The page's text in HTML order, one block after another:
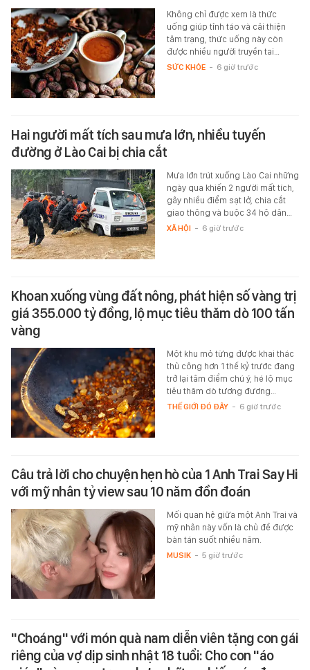
Không chỉ được xem là thức
uống giúp tỉnh táo và cải thiện
tâm trạng, thức uống này còn
được nhiều người truyền tai…
SỨC KHỎE - 6 giờ trước
Hai người mất tích sau mưa lớn, nhiều tuyến
đường ở Lào Cai bị chia cắt
Mưa lớn trút xuống Lào Cai những
ngày qua khiến 2 người mất tích,
gây nhiều điểm sạt lở, chia cắt
giao thông và buộc 34 hộ dân…
XÃ HỘI - 6 giờ trước
Khoan xuống vùng đất nông, phát hiện số vàng trị
giá 355.000 tỷ đồng, lộ mục tiêu thăm dò 100 tấn
vàng
Một khu mỏ từng được khai thác
thủ công hơn 1 thế kỷ trước đang
trở lại tâm điểm chú ý, hé lộ mục
tiêu thăm dò tương đương…
THẾ GIỚI ĐÓ ĐÂY - 6 giờ trước
Câu trả lời cho chuyện hẹn hò của 1 Anh Trai Say Hi
với mỹ nhân tỷ view sau 10 năm đồn đoán
Mối quan hệ giữa một Anh Trai và
mỹ nhân này vốn là chủ đề được
bàn tán suốt nhiều năm.
MUSIK - 5 giờ trước
"Choáng" với món quà nam diễn viên tặng con gái
riêng của vợ dịp sinh nhật 18 tuổi: Cho con "áo